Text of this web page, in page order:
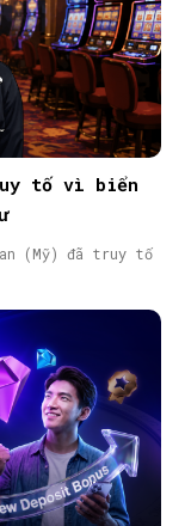
tố vì biển
(Mỹ) đã truy tố